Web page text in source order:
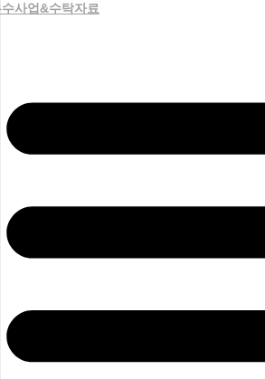
사업&수탁자료